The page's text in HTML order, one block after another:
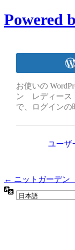
Powered
お使いの
ン レディース
で、ログインの
ユーザ
← ニットガーデ
言
語